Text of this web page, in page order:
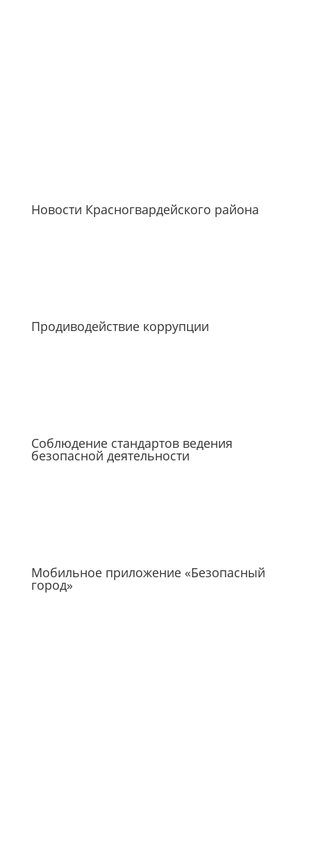
Новости Красногвардейского района
Продиводействие коррупции
Соблюдение стандартов ведения
безопасной деятельности
Мобильное приложение «Безопасный
город»